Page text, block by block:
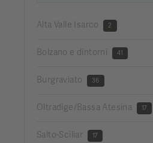
Alta Valle Isarco 2
Bolzano e dintorni 41
Burgraviato 36
Oltradige/Bassa Atesina 17
Salto-Sciliar 17